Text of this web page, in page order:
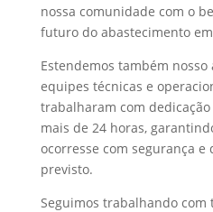
nossa comunidade com o
futuro do abastecimento
Estendemos também
equipes técnicas e
trabalharam com
mais de 24 horas,
ocorresse com segurança
previsto.
Seguimos trabalhando com